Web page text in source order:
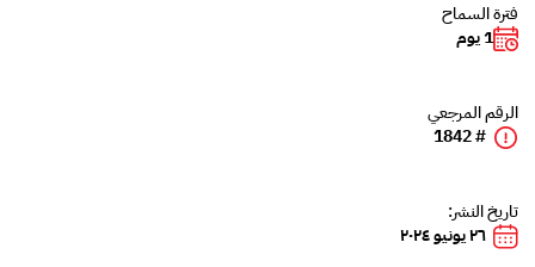
فترة السماح
1 يوم
الرقم المرجعي
# 1842
تاريخ النشر:
٢٦ يونيو ٢٠٢٤